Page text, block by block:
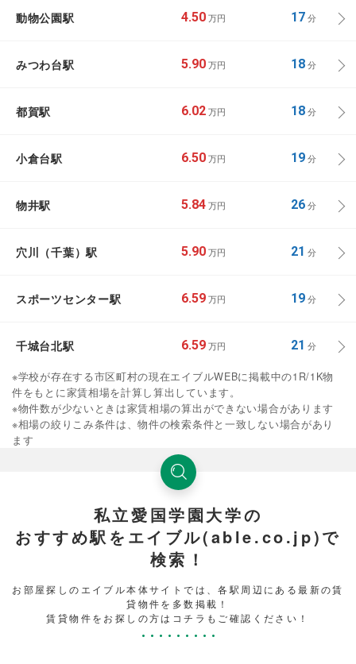
動物公園駅 4.50 万円 17分
みつわ台駅 5.90 万円 18分
都賀駅 6.02 万円 18分
小倉台駅 6.50 万円 19分
物井駅 5.84 万円 26分
穴川（千葉）駅 5.90 万円 21 分
スポーツセンター駅 6.59 万円 19分
千城台北駅 6.59 万円 21 分
※学校が存在する市区町村の現在エイブルWEBに掲載中の1R/1K物
件をもとに家賃相場を計算し算出しています。
※物件数が少ないときは家賃相場の算出ができない場合があります
※相場の絞りこみ条件は、物件の検索条件と一致しない場合があり
ます
私立愛国学園大学の
おすすめ駅をエイブル(able.co.jp)で
検索！
お部屋探しのエイブル本体サイトでは、各駅周辺にある最新の賃
貸物件を多数掲載！
賃貸物件をお探しの方はコチラもご確認ください！